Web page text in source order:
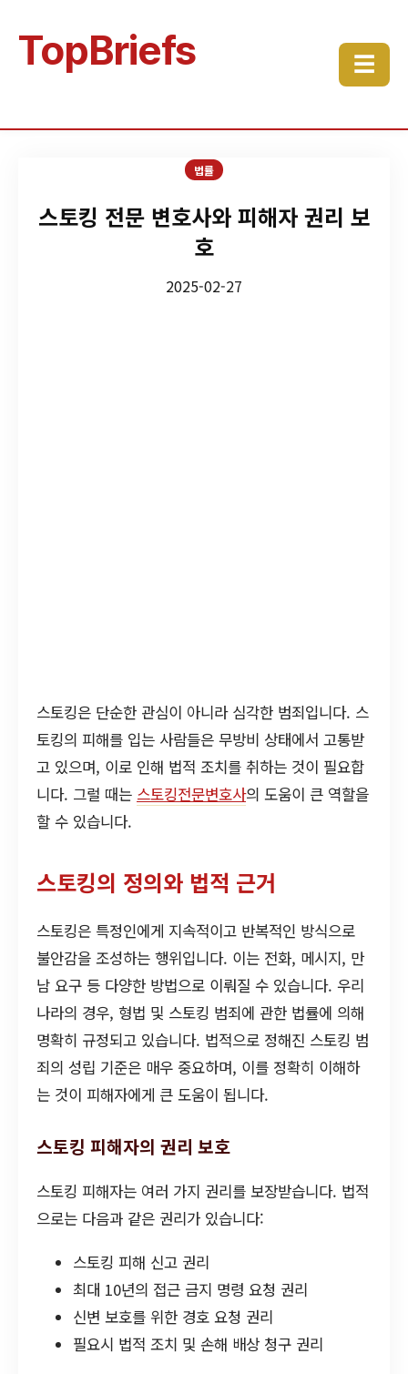
TopBriefs ☰
법률
스토킹 전문 변호사와 피해자 권리 보
호
2025-02-27
스토킹은 단순한 관심이 아니라 심각한 범죄입니다. 스
토킹의 피해를 입는 사람들은 무방비 상태에서 고통받
고 있으며, 이로 인해 법적 조치를 취하는 것이 필요합
니다. 그럴 때는 스토킹전문변호사의 도움이 큰 역할을
할 수 있습니다.
스토킹의 정의와 법적 근거
스토킹은 특정인에게 지속적이고 반복적인 방식으로
불안감을 조성하는 행위입니다. 이는 전화, 메시지, 만
남 요구 등 다양한 방법으로 이뤄질 수 있습니다. 우리
나라의 경우, 형법 및 스토킹 범죄에 관한 법률에 의해
명확히 규정되고 있습니다. 법적으로 정해진 스토킹 범
죄의 성립 기준은 매우 중요하며, 이를 정확히 이해하
는 것이 피해자에게 큰 도움이 됩니다.
스토킹 피해자의 권리 보호
스토킹 피해자는 여러 가지 권리를 보장받습니다. 법적
으로는 다음과 같은 권리가 있습니다:
스토킹 피해 신고 권리
최대 10년의 접근 금지 명령 요청 권리
신변 보호를 위한 경호 요청 권리
필요시 법적 조치 및 손해 배상 청구 권리